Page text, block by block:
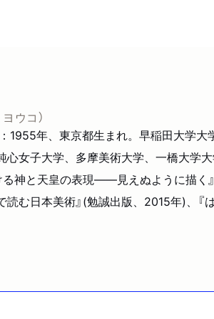
ウコ）
1955年、東京都生まれ。早稲田大学
心女子大学、多摩美術大学、一橋大学
る神と天皇の表現――見えぬように描
む日本美術』(勉誠出版、2015年)、『